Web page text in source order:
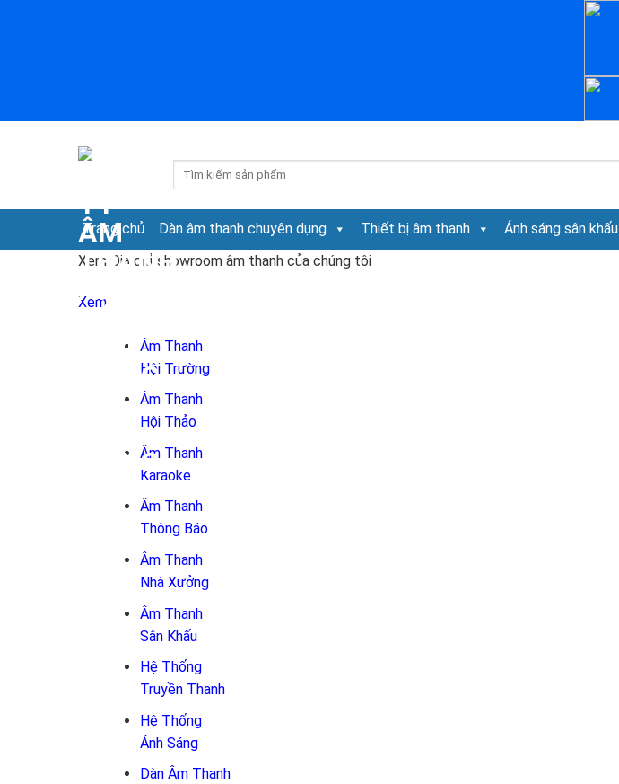
Trang chủ Dàn âm thanh chuyên dụng Thiết bị âm thanh Ánh sáng sân khấu
Xem Địa chỉ showroom âm thanh của chúng tôi
Xem
Âm Thanh
Hội Trường
Âm Thanh
Hội Thảo
Âm Thanh
Karaoke
Âm Thanh
Thông Báo
Âm Thanh
Nhà Xưởng
Âm Thanh
Sân Khấu
Hệ Thống
Truyền Thanh
Hệ Thống
Ánh Sáng
Dàn Âm Thanh